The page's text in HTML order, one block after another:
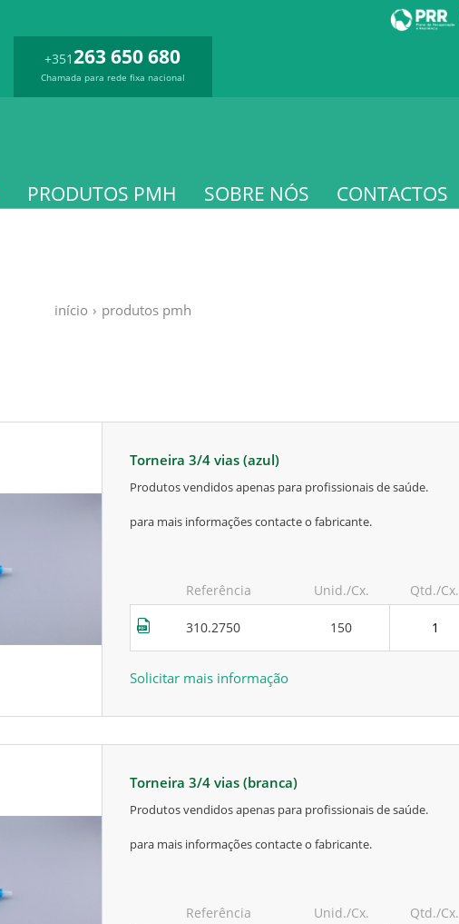
+351263 650 680
Chamada para rede fixa nacional
PRODUTOS PMH SOBRE NÓS CONTACTOS
início › produtos pmh
torneira 3/4 vias (azul)
produtos vendidos apenas para profissionais de saúde.
para mais informações contacte o fabricante.
Referência Unid./Cx. Qtd./Cx.
310.2750 150
Solicitar mais informação
torneira 3/4 vias (branca)
produtos vendidos apenas para profissionais de saúde.
para mais informações contacte o fabricante.
Referência Unid./Cx. Qtd./Cx.